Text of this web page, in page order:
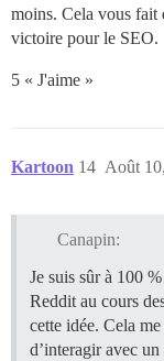
moins. Cela vous fait
victoire pour le SEO.
5 « J'aime »
Kartoon Août
14
Canapin:
Je suis sûr à 100
Reddit au cours
cette idée. Cela
d’interagir avec